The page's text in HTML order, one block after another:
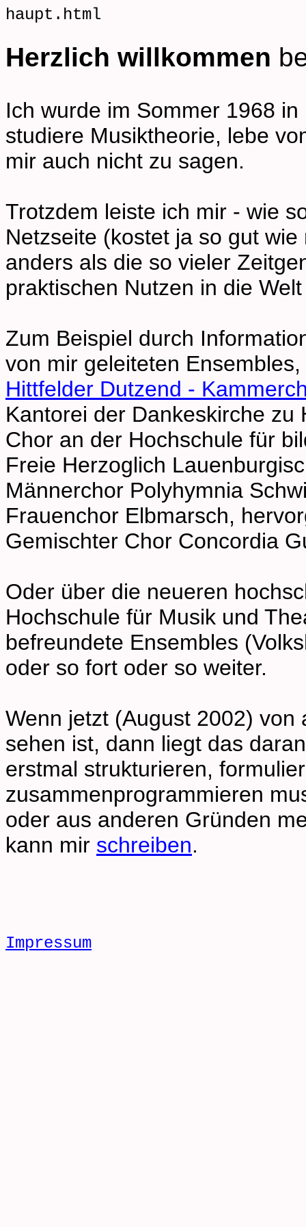
haupt.html
Herzlich willkommen
Ich wurde im Sommer 1968
studiere Musiktheorie, lebe
mir auch nicht zu sagen.
Trotzdem leiste ich mir - wie
Netzseite (kostet ja so gut
anders als die so vieler
praktischen Nutzen in die
Zum Beispiel durch
von mir geleiteten
Hittfelder Dutzend -
Kantorei der Dankeskirche zu
Chor an der Hochschule für
Freie Herzoglich
Männerchor Polyhymnia
Frauenchor Elbmarsch,
Gemischter Chor Concordia
Oder über die neueren
Hochschule für Musik und
befreundete Ensembles
oder so fort oder so weiter.
Wenn jetzt (August 2002)
sehen ist, dann liegt das
erstmal strukturieren,
zusammenprogrammieren
oder aus anderen Gründen
kann mir schreiben.
Impressum